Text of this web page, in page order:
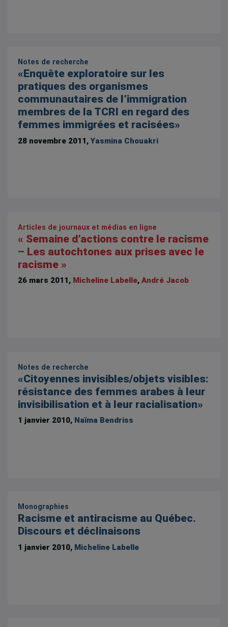
Notes de recherche
«Enquête exploratoire sur les
pratiques des organismes
communautaires de l’immigration
membres de la TCRI en regard des
femmes immigrées et racisées»
28 novembre 2011,Yasmina Chouakri
Articles de journaux et médias en ligne
« Semaine d’actions contre le racisme
– Les autochtones aux prises avec le
racisme »
26 mars 2011, Micheline Labelle,André Jacob
Notes de recherche
«Citoyennes invisibles/objets visibles:
résistance des femmes arabes à leur
invisibilisation et à leur racialisation»
1 janvier 2010, Naïma Bendriss
Monographies
Racisme et antiracisme au Québec.
Discours et déclinaisons
1 janvier 2010, Micheline Labelle